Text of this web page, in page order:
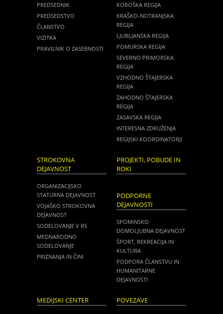
PREDSEDNIK
PREDSEDSTVO
ČLANSTVO
VIZITKA
PRAVILNIK O ZASEBNOSTI
KOROŠKA REGIJA
KRAŠKO-NOTRANJSKA
REGIJA
LJUBLJANSKA REGIJA
POMURSKA REGIJA
SEVERNO PRIMORSKA
REGIJA
VZHODNO ŠTAJERSKA
REGIJA
ZAHODNO ŠTAJERSKA
REGIJA
ZASAVSKA REGIJA
INTERESNA ZDRUŽENJA
REGIJSKI KOORDINATORJI
STROKOVNA
DEJAVNOST
ORGANIZACIJSKO
STATURNA DEJAVNOST
VOJAŠKO STROKOVNA
DEJAVNOST
SODELOVANJE V RS
MEDNARODNO
SODELOVANJE
PRIZNANJA IN ČINI
PROJEKTI, POBUDE IN
ROKI
PODPORNE
DEJAVNOSTI
SPOMINSKO
DOMOLJUBNA DEJAVNOST
ŠPORT, REKREACIJA IN
KULTURA
PODPORA ČLANSTVU IN
HUMANITARNE
DEJAVNOSTI
MEDIJSKI CENTER POVEZAVE